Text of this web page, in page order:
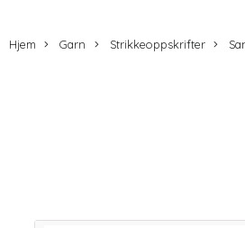
Hjem Garn Strikkeoppskrifter